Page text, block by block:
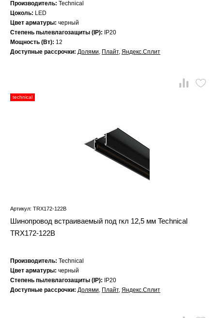
Производитель: Technical
Цоколь: LED
Цвет арматуры: черный
Степень пылевлагозащиты (IP):
IP20
Мощность (Вт): 12
Доступные рассрочки: Долями, Плайт, Яндекс.Сплит
technical
Артикул: TRX172-122B
Шинопровод встраиваемый под гкл 12,5 мм Technical
TRX172-122B
Производитель: Technical
Цвет арматуры: черный
Степень пылевлагозащиты (IP):
IP20
Доступные рассрочки: Долями, Плайт, Яндекс.Сплит